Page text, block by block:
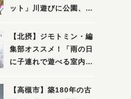
ット」川遊びに公園、プ
吹田・茨木・高槻）
【北摂】ジモトミン・編
集部オススメ！「雨の日
に子連れで遊べる室内ス
箕面・吹田・豊中・茨
【高槻市】築180年の古